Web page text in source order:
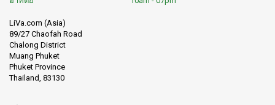
LiVa.com (Asia)
89/27 Chaofah Road
Chalong District
Muang Phuket
Phuket Province
Thailand, 83130